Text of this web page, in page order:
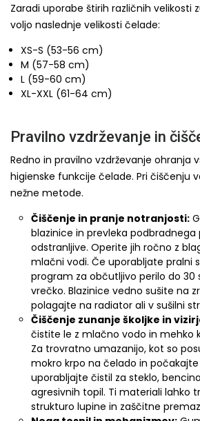
Zaradi uporabe štirih različnih velikosti
voljo naslednje velikosti čelade:
XS-S (53-56 cm)
M (57-58 cm)
L (59-60 cm)
XL-XXL (61-64 cm)
Pravilno vzdrževanje in
Redno in pravilno vzdrževanje ohranja
higienske funkcije čelade. Pri čiščenju
nežne metode.
Čiščenje in pranje notranjosti:
blazinice in prevleka
odstranljive. Operite jih ročno z
mlačni vodi. Če uporabljate pralni
program za občutljivo perilo do 30
vrečko. Blazinice vedno sušite na
polagajte na radiator ali v sušilni
Čiščenje zunanje školjke in
čistite le z mlačno vodo in mehko
Za trovratno umazanijo, kot so
mokro krpo na čelado in
uporabljajte čistil za steklo,
agresivnih topil. Ti materiali lahko
strukturo lupine in zaščitne